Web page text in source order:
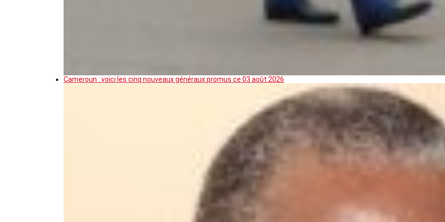
Cameroun : voici les cinq nouveaux généraux promus ce 03 août 2026